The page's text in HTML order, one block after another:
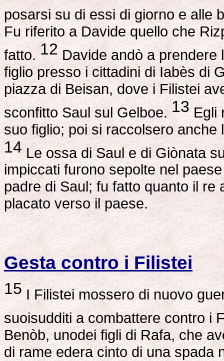
posarsi su di essi di giorno e alle
Fu riferito a Davide quello che
fatto.12Davide andò a prendere
figlio presso i cittadini di Iabès di
piazza di Beisan, dove i Filistei
sconfitto Saul sul Gelboe.13Egli
suo figlio; poi si raccolsero
14Le ossa di Saul e di Giònata
impiccati furono sepolte nel
padre di Saul; fu fatto quanto il
placato verso il paese.
Gesta contro i Filistei
15I Filistei mossero di nuovo
suoisudditi a combattere contro i
Benòb, unodei figli di Rafa, che
di rame edera cinto di una spada